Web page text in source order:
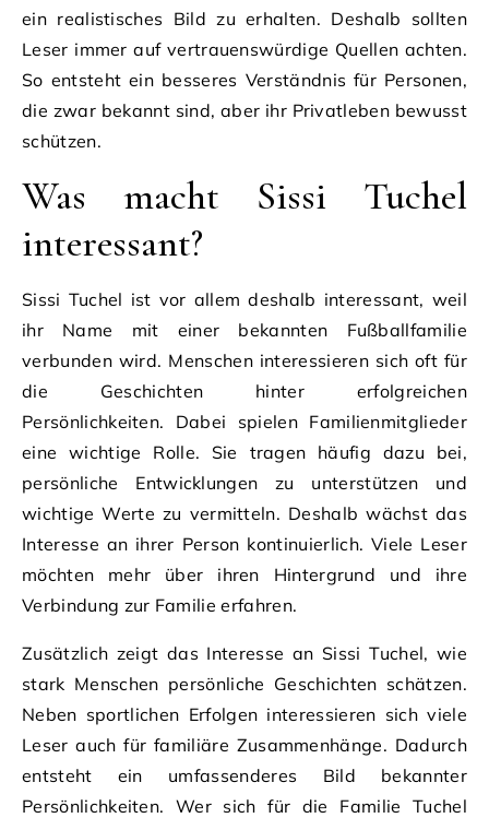
ein realistisches Bild zu erhalten. Deshalb sollten
Leser immer auf vertrauenswürdige Quellen achten.
So entsteht ein besseres Verständnis für Personen,
die zwar bekannt sind, aber ihr Privatleben bewusst
schützen.
Was macht Sissi Tuchel
interessant?
Sissi Tuchel ist vor allem deshalb interessant, weil
ihr Name mit einer bekannten Fußballfamilie
verbunden wird. Menschen interessieren sich oft für
die Geschichten hinter erfolgreichen
Persönlichkeiten. Dabei spielen Familienmitglieder
eine wichtige Rolle. Sie tragen häufig dazu bei,
persönliche Entwicklungen zu unterstützen und
wichtige Werte zu vermitteln. Deshalb wächst das
Interesse an ihrer Person kontinuierlich. Viele Leser
möchten mehr über ihren Hintergrund und ihre
Verbindung zur Familie erfahren.
Zusätzlich zeigt das Interesse an Sissi Tuchel, wie
stark Menschen persönliche Geschichten schätzen.
Neben sportlichen Erfolgen interessieren sich viele
Leser auch für familiäre Zusammenhänge. Dadurch
entsteht ein umfassenderes Bild bekannter
Persönlichkeiten. Wer sich für die Familie Tuchel